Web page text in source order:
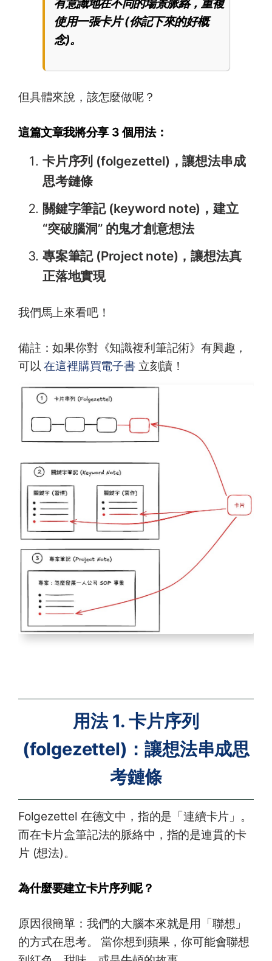
使用一張卡片 (你記下來的好概
念)。
但具體來說，該怎麼做呢？
這篇文章我將分享 3 個用法：
卡片序列 (folgezettel)，讓想法串成
思考鏈條
關鍵字筆記 (keyword note)，建立
“突破腦洞” 的鬼才創意想法
專案筆記 (Project note)，讓想法真
正落地實現
我們馬上來看吧！
備註：如果你對《知識複利筆記術》有興趣，
可以在這裡購買電子書立刻讀！
用法 1. 卡片序列
(folgezettel)：讓想法串成思
考鏈條
Folgezettel 在德文中，指的是「連續卡片」。
而在卡片盒筆記法的脈絡中，指的是連貫的卡
片 (想法)。
為什麼要建立卡片序列呢？
原因很簡單：我們的大腦本來就是用「聯想」
的方式在思考。 當你想到蘋果，你可能會聯想